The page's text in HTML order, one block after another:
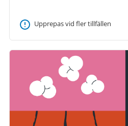
Upprepas vid fler tillfällen